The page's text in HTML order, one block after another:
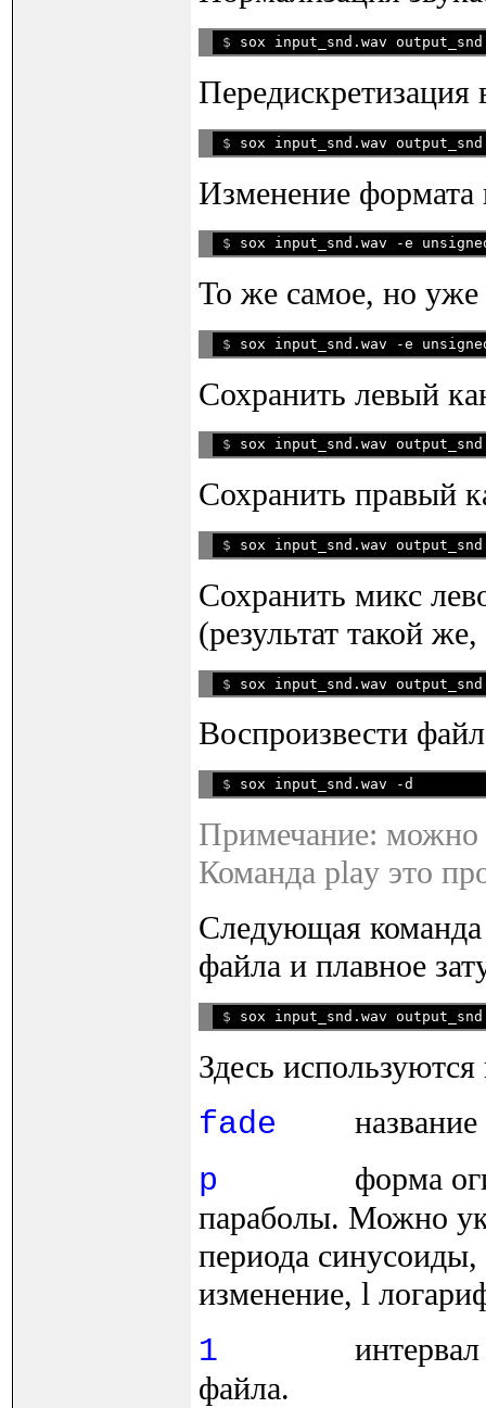
$
$
Изменение
$
То же самое, но уже
$
Сохранить левый
$
Сохранить правый
$
Сохранить микс
(результат такой
$ sox input_snd.wav
Воспроизвести
$ sox input_snd.wav -d
Примечание: можно
Команда play это
Следующая команда
файла и плавное
$ sox input_snd.wav
Здесь
fade
p
форма
параболы. Можно
периода
изменение, l
1
файла.